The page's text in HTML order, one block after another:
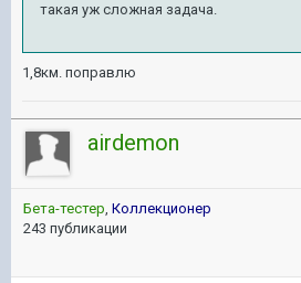
такая уж сложная задача.
1,8км. поправлю
airdemon
Бета-тестер, Коллекционер
243 публикации